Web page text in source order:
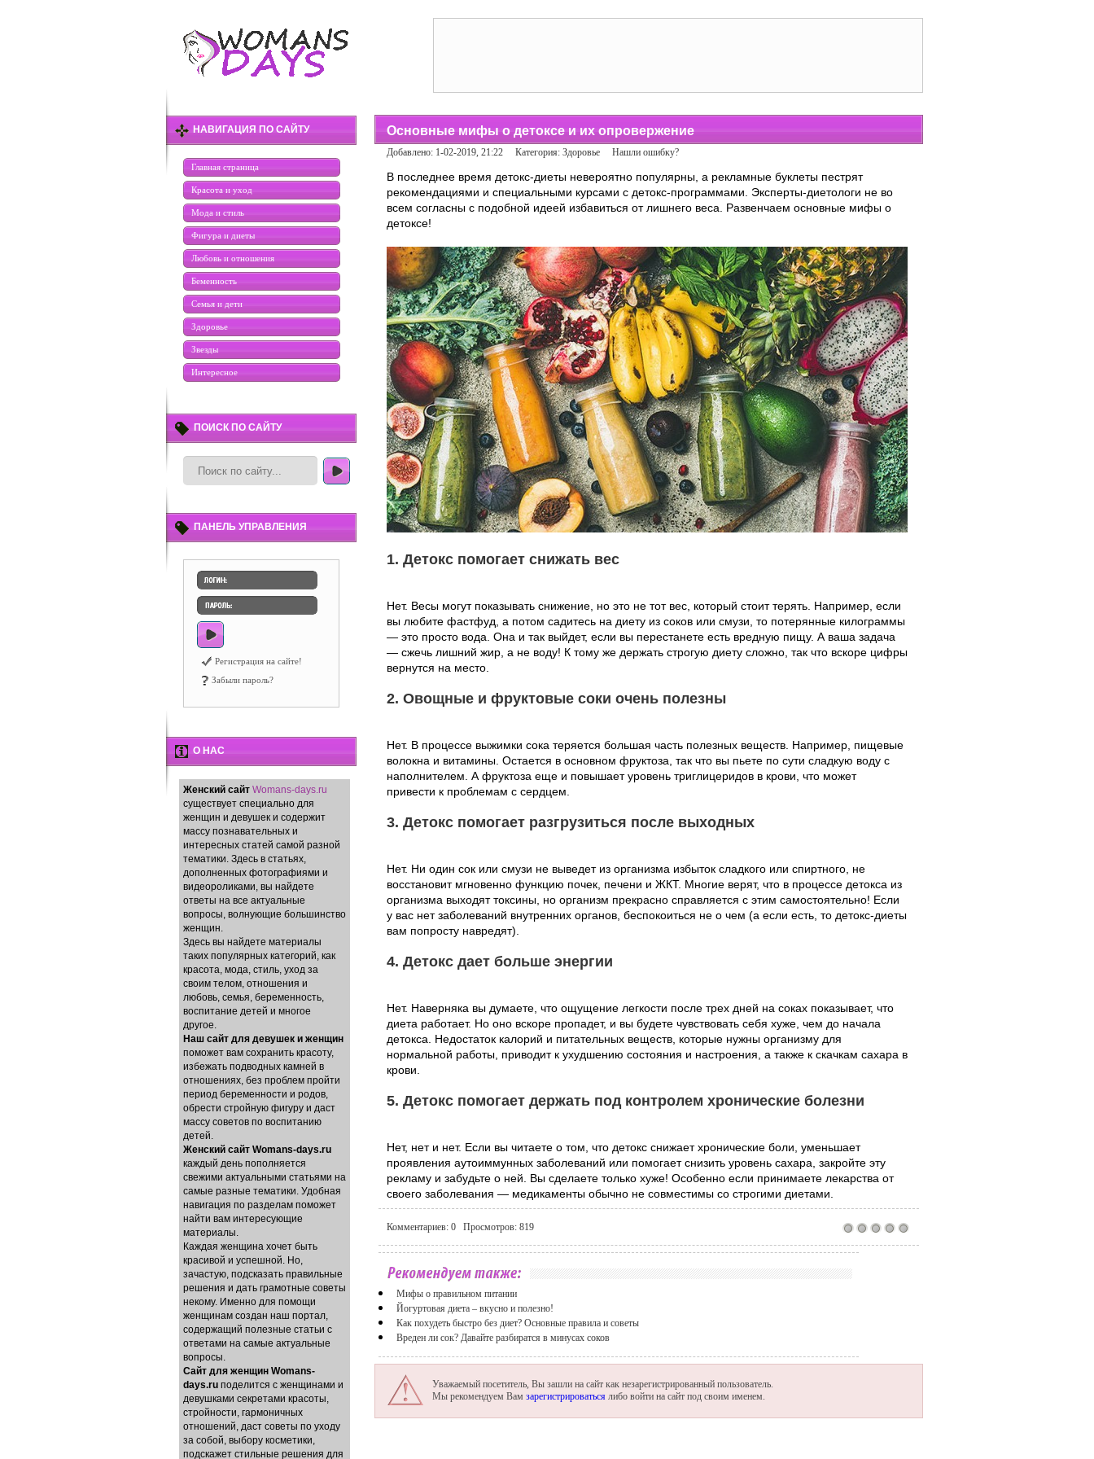
НАВИГАЦИЯ ПО САЙТУ
Главная страница
Красота и уход
Мода и стиль
Фигура и диеты
Любовь и отношения
Беменность
Семья и дети
Здоровье
Звезды
Интересное
ПОИСК ПО САЙТУ
ПАНЕЛЬ УПРАВЛЕНИЯ
Регистрация на сайте!
Забыли пароль?
О НАС
Женский сайт Womans-days.ru
существует специально для
женщин и девушек и содержит
массу познавательных и
интересных статей самой разной
тематики. Здесь в статьях,
дополненных фотографиями и
видеороликами, вы найдете
ответы на все актуальные
вопросы, волнующие большинство
женщин.
Здесь вы найдете материалы
таких популярных категорий, как
красота, мода, стиль, уход за
своим телом, отношения и
любовь, семья, беременность,
воспитание детей и многое
другое.
Наш сайт для девушек и женщин
поможет вам сохранить красоту,
избежать подводных камней в
отношениях, без проблем пройти
период беременности и родов,
обрести стройную фигуру и даст
массу советов по воспитанию
детей.
Женский сайт Womans-days.ru
каждый день пополняется
свежими актуальными статьями на
самые разные тематики. Удобная
навигация по разделам поможет
найти вам интересующие
материалы.
Каждая женщина хочет быть
красивой и успешной. Но,
зачастую, подсказать правильные
решения и дать грамотные советы
некому. Именно для помощи
женщинам создан наш портал,
содержащий полезные статьи с
ответами на самые актуальные
вопросы.
Cайт для женщин Womans-
days.ru поделится с женщинами и
девушками секретами красоты,
стройности, гармоничных
отношений, даст советы по уходу
за собой, выбору косметики,
подскажет стильные решения для
Основные мифы о детоксе и их опровержение
Добавлено: 1-02-2019, 21:22 Категория: Здоровье Нашли ошибку?
В последнее время детокс-диеты невероятно популярны, а рекламные буклеты пестрят
рекомендациями и специальными курсами с детокс-программами. Эксперты-диетологи не во
всем согласны с подобной идеей избавиться от лишнего веса. Развенчаем основные мифы о
детоксе!
1. Детокс помогает снижать вес
Нет. Весы могут показывать снижение, но это не тот вес, который стоит терять. Например, если
вы любите фастфуд, а потом садитесь на диету из соков или смузи, то потерянные килограммы
— это просто вода. Она и так выйдет, если вы перестанете есть вредную пищу. А ваша задача
— сжечь лишний жир, а не воду! К тому же держать строгую диету сложно, так что вскоре цифры
вернутся на место.
2. Овощные и фруктовые соки очень полезны
Нет. В процессе выжимки сока теряется большая часть полезных веществ. Например, пищевые
волокна и витамины. Остается в основном фруктоза, так что вы пьете по сути сладкую воду с
наполнителем. А фруктоза еще и повышает уровень триглицеридов в крови, что может
привести к проблемам с сердцем.
3. Детокс помогает разгрузиться после выходных
Нет. Ни один сок или смузи не выведет из организма избыток сладкого или спиртного, не
восстановит мгновенно функцию почек, печени и ЖКТ. Многие верят, что в процессе детокса из
организма выходят токсины, но организм прекрасно справляется с этим самостоятельно! Если
у вас нет заболеваний внутренних органов, беспокоиться не о чем (а если есть, то детокс-диеты
вам попросту навредят).
4. Детокс дает больше энергии
Нет. Наверняка вы думаете, что ощущение легкости после трех дней на соках показывает, что
диета работает. Но оно вскоре пропадет, и вы будете чувствовать себя хуже, чем до начала
детокса. Недостаток калорий и питательных веществ, которые нужны организму для
нормальной работы, приводит к ухудшению состояния и настроения, а также к скачкам сахара в
крови.
5. Детокс помогает держать под контролем хронические болезни
Нет, нет и нет. Если вы читаете о том, что детокс снижает хронические боли, уменьшает
проявления аутоиммунных заболеваний или помогает снизить уровень сахара, закройте эту
рекламу и забудьте о ней. Вы сделаете только хуже! Особенно если принимаете лекарства от
своего заболевания — медикаменты обычно не совместимы со строгими диетами.
Комментариев: 0 Просмотров: 819
Мифы о правильном питании
Йогуртовая диета – вкусно и полезно!
Как похудеть быстро без диет? Основные правила и советы
Вреден ли сок? Давайте разбиратся в минусах соков
Уважаемый посетитель, Вы зашли на сайт как незарегистрированный пользователь.
Мы рекомендуем Вам зарегистрироваться либо войти на сайт под своим именем.